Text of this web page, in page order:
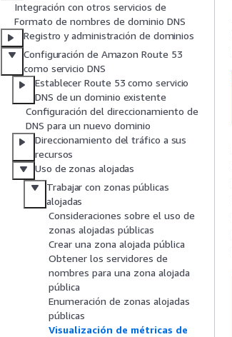
Integración con otros servicios de
Formato de nombres de dominio DNS
Registro y administración de dominios
Configuración de Amazon Route 53
como servicio DNS
Establecer Route 53 como servicio
DNS de un dominio existente
Configuración del direccionamiento de
DNS para un nuevo dominio
Direccionamiento del tráfico a sus
recursos
Uso de zonas alojadas
Trabajar con zonas públicas
alojadas
Consideraciones sobre el uso de
zonas alojadas públicas
Crear una zona alojada pública
Obtener los servidores de
nombres para una zona alojada
pública
Enumeración de zonas alojadas
públicas
Visualización de métricas de